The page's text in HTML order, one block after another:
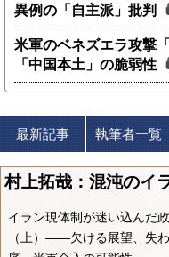
異例の「自主派」批判
米軍のベネズエラ攻撃
「中国本土」の脆弱性
最新記事 執筆者一覧
村上拓哉：混沌のイ
イラン現体制が迷い込んだ
（上）――欠ける展望、失